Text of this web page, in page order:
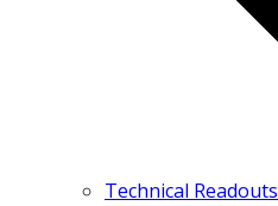
Technical Readouts